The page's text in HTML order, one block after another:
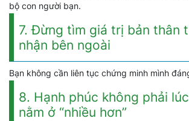
bộ con người bạn.
7. Đừng tìm giá trị bản thân
nhận bên ngoài
Bạn không cần liên tục chứng minh mình
8. Hạnh phúc không phải
nằm ở “nhiều hơn”